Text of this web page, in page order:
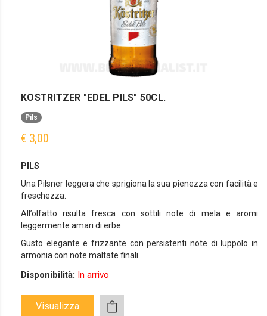
KOSTRITZER "EDEL PILS" 50CL.
Pils
€ 3,00
PILS
Una Pilsner leggera che sprigiona la sua pienezza con facilità e
freschezza.
All’olfatto risulta fresca con sottili note di mela e aromi
leggermente amari di erbe.
Gusto elegante e frizzante con persistenti note di luppolo in
armonia con note maltate finali.
Disponibilità: In arrivo
Visualizza